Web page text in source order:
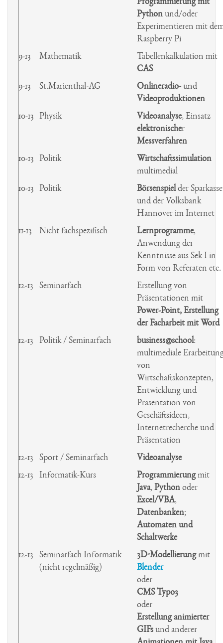
Programmierung mit
Python und/oder
Experimentieren mit
Raspberry Pi
9-13
Mathematik
Tabellenkalkulation mit
CAS
9-13
St.Marienthal-AG Onlineradio- und
Videoproduktionen
10-13
Physik Videoanalyse, Einsatz
elektronischer
Messverfahren
10-13
Politik
Wirtschaftssimulation
multimedial
10-13
Politik Börsenspielder Sparkasse
und der Volksbank
Hannover im Internet
11-13
Nicht fachspezifisch Lernprogramme,
Anwendung der
Kenntnisse aus Sek I in
Form von Referaten etc.
12-13
Seminarfach
Erstellung von
Präsentationen mit
Power-Point, Erstellung
der Facharbeit mit Word
12-13
Politik / Seminarfach business@school:
multimediale
von
Wirtschaftskonzepten,
Entwicklung und
Präsentation von
Geschäftsideen,
Internetrecherche und
Präsentation
12-13
Sport / Seminarfach
Videoanalyse
12-13
Informatik-Kurs Programmierungmit
Java, Python oder
Excel/VBA,
Datenbanken;
Automaten und
Schaltwerke
12-13
Seminarfach Informatik
(nicht regelmäßig)
3D-Modellierungmit
Blender
oder
CMS Typo3
oder
Erstellung animierter
GIFs und anderer